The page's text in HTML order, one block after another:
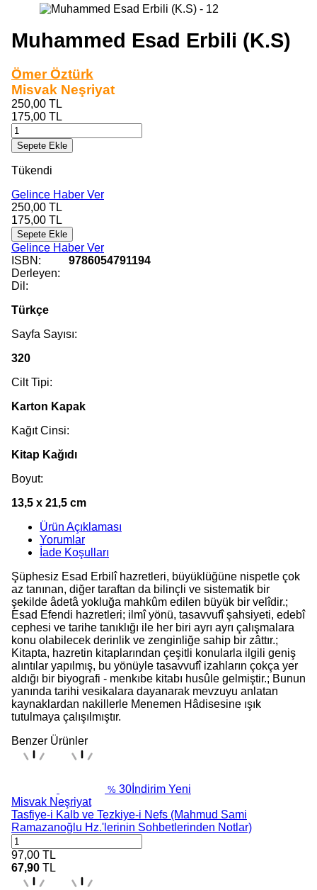
Muhammed Esad Erbili (K.S)
Ömer Öztürk
Misvak Neşriyat
250,00 TL
175,00 TL
Sepete Ekle
Tükendi
Gelince Haber Ver
250,00 TL
175,00 TL
Sepete Ekle
Gelince Haber Ver
ISBN:
9786054791194
Derleyen:
Dil:
Türkçe
Sayfa Sayısı:
320
Cilt Tipi:
Karton Kapak
Kağıt Cinsi:
Kitap Kağıdı
Boyut:
13,5 x 21,5 cm
Ürün Açıklaması
Yorumlar
İade Koşulları
Şüphesiz Esad Erbilî hazretleri, büyüklüğüne nispetle çok
az tanınan, diğer taraftan da bilinçli ve sistematik bir
şekilde âdetâ yokluğa mahkûm edilen büyük bir velîdir.;
Esad Efendi hazretleri; ilmî yönü, tasavvufî şahsiyeti, edebî
cephesi ve tarihe tanıklığı ile her biri ayrı ayrı çalışmalara
konu olabilecek derinlik ve zenginliğe sahip bir zâttır.;
Kitapta, hazretin kitaplarından çeşitli konularla ilgili geniş
alıntılar yapılmış, bu yönüyle tasavvufî izahların çokça yer
aldığı bir biyografi - menkıbe kitabı husûle gelmiştir.; Bunun
yanında tarihi vesikalara dayanarak mevzuyu anlatan
kaynaklardan nakillerle Menemen Hâdisesine ışık
tutulmaya çalışılmıştır.
Benzer Ürünler
% 30 İndirim Yeni
Misvak Neşriyat
Tasfiye-i Kalb ve Tezkiye-i Nefs (Mahmud Sami
Ramazanoğlu Hz.'lerinin Sohbetlerinden Notlar)
97,00 TL
67,90 TL